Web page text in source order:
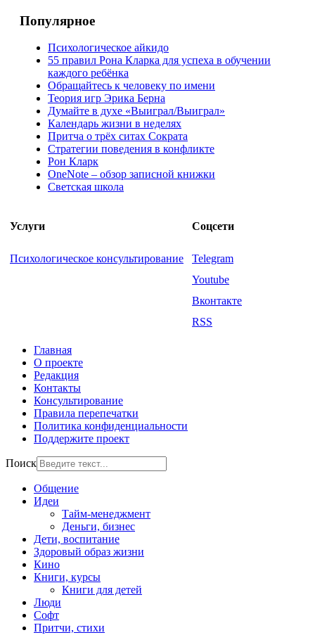
Популярное
Психологическое айкидо
55 правил Рона Кларка для успеха в обучении
каждого ребёнка
Обращайтесь к человеку по имени
Теория игр Эрика Берна
Думайте в духе «Выиграл/Выиграл»
Календарь жизни в неделях
Притча о трёх ситах Сократа
Стратегии поведения в конфликте
Рон Кларк
OneNote – обзор записной книжки
Светская школа
Услуги Соцсети
Психологическое консультирование
Telegram
Youtube
Вконтакте
RSS
Главная
О проекте
Редакция
Контакты
Консультирование
Правила перепечатки
Политика конфиденциальности
Поддержите проект
Поиск
Общение
Идеи
Тайм-менеджмент
Деньги, бизнес
Дети, воспитание
Здоровый образ жизни
Кино
Книги, курсы
Книги для детей
Люди
Софт
Притчи, стихи